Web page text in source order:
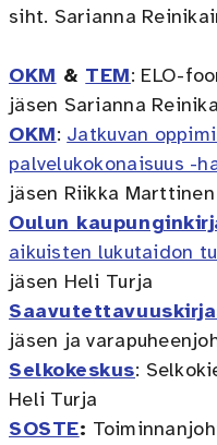
siht. Sarianna
OKM & TEM: ELO-
jäsen Sarianna
OKM: Jatkuvan
palvelukokonaisuus -
jäsen Riikka Marttinen
Oulun
aikuisten lukutaidon
jäsen Heli Turja
jäsen ja
Selkokeskus:
Heli Turja
SOSTE: